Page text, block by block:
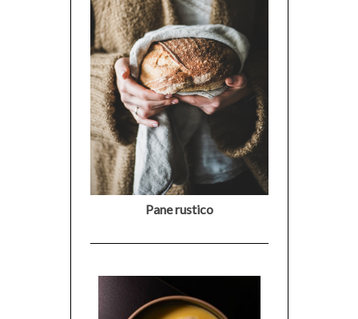
Pane rustico